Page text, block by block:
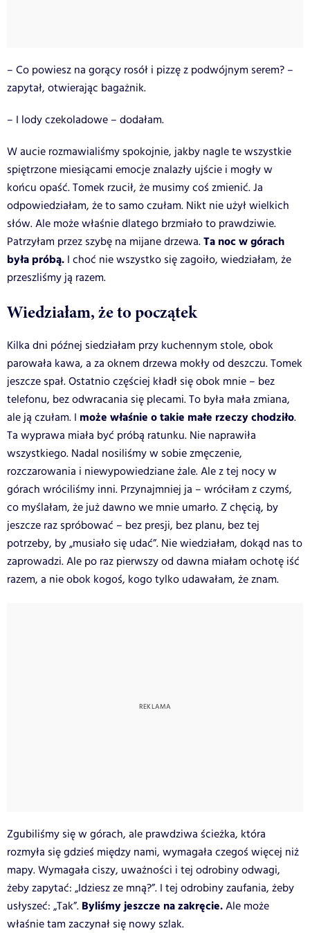
– Co powiesz na gorący rosół i pizzę z podwójnym serem? –
zapytał, otwierając bagażnik.
– I lody czekoladowe – dodałam.
W aucie rozmawialiśmy spokojnie, jakby nagle te wszystkie
spiętrzone miesiącami emocje znalazły ujście i mogły w
końcu opaść. Tomek rzucił, że musimy coś zmienić. Ja
odpowiedziałam, że to samo czułam. Nikt nie użył wielkich
słów. Ale może właśnie dlatego brzmiało to prawdziwie.
Patrzyłam przez szybę na mijane drzewa.Ta noc w górach
była próbą. I choć nie wszystko się zagoiło, wiedziałam, że
przeszliśmy ją razem.
Wiedziałam, że to początek
Kilka dni późnej siedziałam przy kuchennym stole, obok
parowała kawa, a za oknem drzewa mokły od deszczu. Tomek
jeszcze spał. Ostatnio częściej kładł się obok mnie – bez
telefonu, bez odwracania się plecami. To była mała zmiana,
ale ją czułam. I może właśnie o takie małe rzeczy chodziło.
Ta wyprawa miała być próbą ratunku. Nie naprawiła
wszystkiego. Nadal nosiliśmy w sobie zmęczenie,
rozczarowania i niewypowiedziane żale. Ale z tej nocy w
górach wróciliśmy inni. Przynajmniej ja – wróciłam z czymś,
co myślałam, że już dawno we mnie umarło. Z chęcią, by
jeszcze raz spróbować – bez presji, bez planu, bez tej
potrzeby, by „musiało się udać”. Nie wiedziałam, dokąd nas to
zaprowadzi. Ale po raz pierwszy od dawna miałam ochotę iść
razem, a nie obok kogoś, kogo tylko udawałam, że znam.
Zgubiliśmy się w górach, ale prawdziwa ścieżka, która
rozmyła się gdzieś między nami, wymagała czegoś więcej niż
mapy. Wymagała ciszy, uważności i tej odrobiny odwagi,
żeby zapytać: „Idziesz ze mną?”. I tej odrobiny zaufania, żeby
usłyszeć: „Tak”. Byliśmy jeszcze na zakręcie.Ale może
właśnie tam zaczynał się nowy szlak.